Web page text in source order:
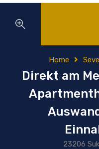
Home
Direkt am
23206